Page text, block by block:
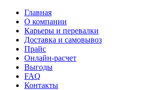
Главная
О компании
Карьеры и перевалки
Доставка и самовывоз
Прайс
Онлайн-расчет
Выгоды
FAQ
Контакты